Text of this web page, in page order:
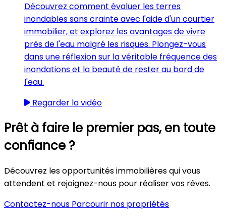
Découvrez comment évaluer les terres
inondables sans crainte avec l'aide d'un courtier
immobilier, et explorez les avantages de vivre
près de l'eau malgré les risques. Plongez-vous
dans une réflexion sur la véritable fréquence des
inondations et la beauté de rester au bord de
l'eau.
Regarder la vidéo
Prêt à faire le premier pas, en toute
confiance ?
Découvrez les opportunités immobilières qui vous
attendent et rejoignez-nous pour réaliser vos rêves.
Contactez-nous Parcourir nos propriétés